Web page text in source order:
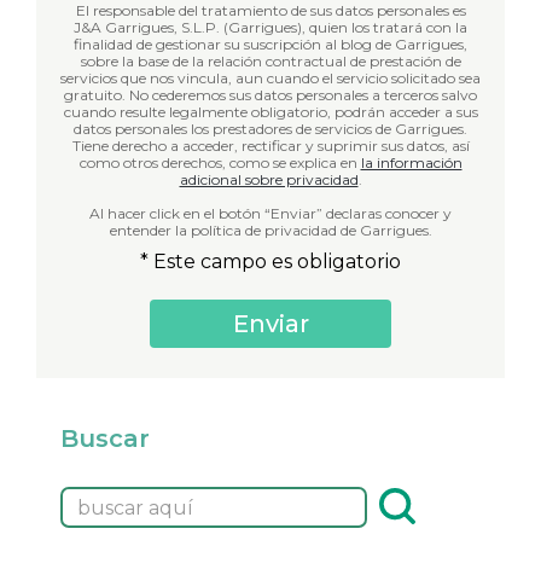
El responsable del tratamiento de sus datos personales es
J&A Garrigues, S.L.P. (Garrigues), quien los tratará con la
finalidad de gestionar su suscripción al blog de Garrigues,
sobre la base de la relación contractual de prestación de
servicios que nos vincula, aun cuando el servicio solicitado sea
gratuito. No cederemos sus datos personales a terceros salvo
cuando resulte legalmente obligatorio, podrán acceder a sus
datos personales los prestadores de servicios de Garrigues.
Tiene derecho a acceder, rectificar y suprimir sus datos, así
como otros derechos, como se explica en la información
adicional sobre privacidad.
Al hacer click en el botón “Enviar” declaras conocer y
entender la política de privacidad de Garrigues.
* Este campo es obligatorio
Buscar